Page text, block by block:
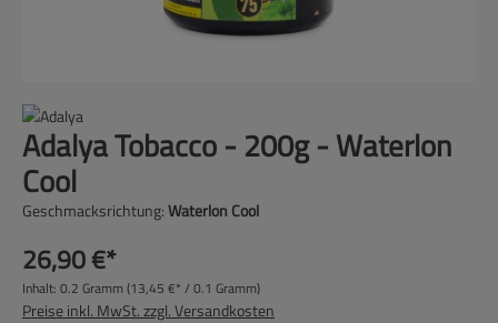
Adalya Tobacco - 200g - Waterlon
Cool
Geschmacksrichtung:Waterlon Cool
26,90 €*
Inhalt: 0.2 Gramm (13,45 €* / 0.1 Gramm)
Preise inkl. MwSt. zzgl. Versandkosten